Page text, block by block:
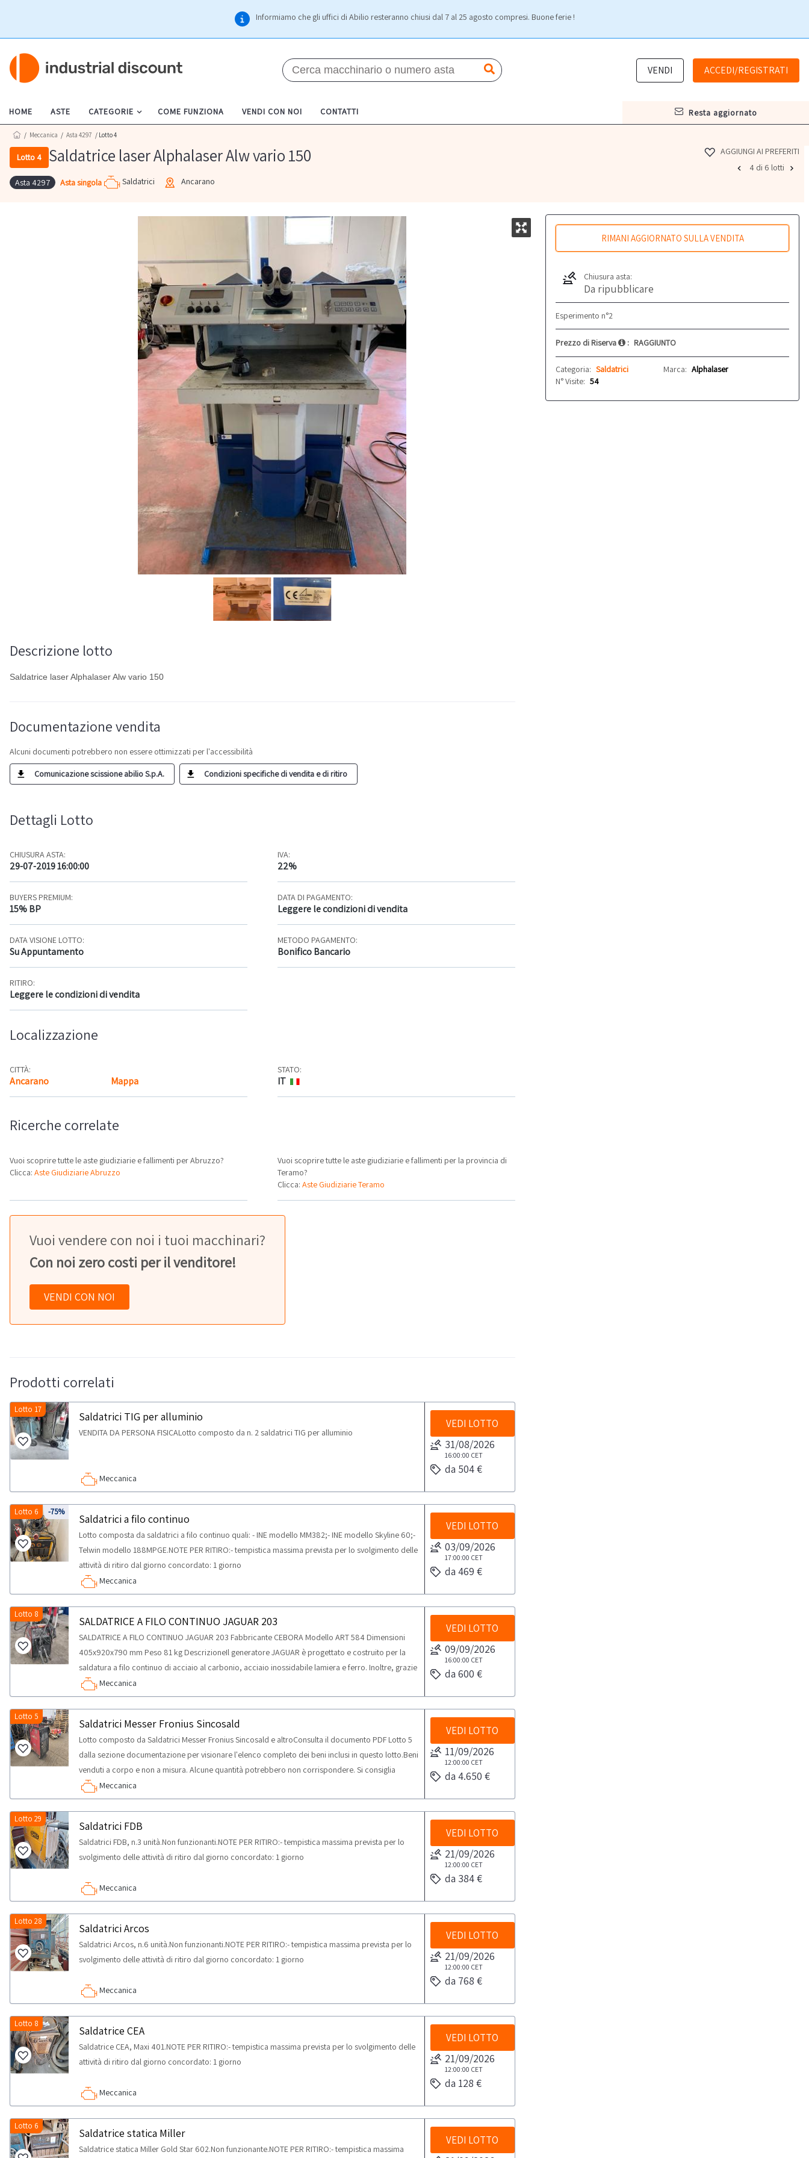
Informiamo che gli uffici di Abilio resteranno chiusi dal 7 al 25 agosto compresi. Buone ferie !
VENDI ACCEDI/REGISTRATI
HOME ASTE CATEGORIE COME FUNZIONA VENDI CON NOI CONTATTI resta aggiornato
/ Meccanica / Asta 4297 / Lotto 4
Lotto 4 Saldatrice laser Alphalaser Alw vario 150
Asta 4297 Asta singola Saldatrici Ancarano
AGGIUNGI AI PREFERITI
4 di 6 lotti
RIMANI AGGIORNATO SULLA VENDITA
Chiusura asta:
Da ripubblicare
Esperimento n°2
Prezzo di Riserva : RAGGIUNTO
Categoria: Saldatrici Marca: Alphalaser
N° Visite: 54
Descrizione lotto
Saldatrice laser Alphalaser Alw vario 150
Documentazione vendita
Alcuni documenti potrebbero non essere ottimizzati per l'accessibilità
Comunicazione scissione abilio S.p.A. Condizioni specifiche di vendita e di ritiro
Dettagli Lotto
CHIUSURA ASTA:
29-07-2019 16:00:00
IVA:
22%
BUYERS PREMIUM:
15% BP
DATA DI PAGAMENTO:
Leggere le condizioni di vendita
DATA VISIONE LOTTO:
Su Appuntamento
METODO PAGAMENTO:
Bonifico Bancario
RITIRO:
Leggere le condizioni di vendita
Localizzazione
CITTÀ:
Ancarano Mappa
STATO:
IT
Ricerche correlate
Vuoi scoprire tutte le aste giudiziarie e fallimenti per Abruzzo?
Clicca: Aste Giudiziarie Abruzzo
Vuoi scoprire tutte le aste giudiziarie e fallimenti per la provincia di
Teramo?
Clicca:Aste Giudiziarie Teramo
Vuoi vendere con noi i tuoi macchinari?
Con noi zero costi per il venditore!
VENDI CON NOI
Prodotti correlati
Lotto 17
Saldatrici TIG per alluminio
VENDITA DA PERSONA FISICALotto composto da n. 2 saldatrici TIG per alluminio
Meccanica
VEDI LOTTO
31/08/2026
16:00:00 CET
da 504 €
-75%
Lotto 6
Saldatrici a filo continuo
Lotto composta da saldatrici a filo continuo quali: - INE modello MM382;- INE modello Skyline 60;-
Telwin modello 188MPGE.NOTE PER RITIRO:- tempistica massima prevista per lo svolgimento delle
attività di ritiro dal giorno concordato: 1 giorno
Meccanica
VEDI LOTTO
03/09/2026
17:00:00 CET
da 469 €
Lotto 8
SALDATRICE A FILO CONTINUO JAGUAR 203
SALDATRICE A FILO CONTINUO JAGUAR 203 Fabbricante CEBORA Modello ART 584 Dimensioni
405x920x790 mm Peso 81 kg DescrizioneIl generatore JAGUAR è progettato e costruito per la
saldatura a filo continuo di acciaio al carbonio, acciaio inossidabile lamiera e ferro. Inoltre, grazie
ad un’ apposita pistola opzionale (inclusa) permette anche di utilizzarla per saldare alluminio.
Idonea a lavorare in ambienti con rischio accresciuto di scosse elettriche.Il bene si trova a Borgaro
(TO) I beni oggetto di vendita potranno essere utilizzati all'interno della Comunità Europea solo
previa messa a norma o come pezzi di ricambio. Saranno ammessi a partecipare all’asta
esclusivamente soggetti giuridici dotati di p.iva e qualificabili come Professionisti (che acquistano i
beni solo per uso professionale e non per uso privato) ai sensi del d.lgs. 206/2005. Nello specifico
la vendita è rivolta esclusivamente a soggetti riparatori e produttori di settore relativamente alla
categoria merceologica in vendita.
Meccanica
VEDI LOTTO
09/09/2026
16:00:00 CET
da 600 €
Lotto 5
Saldatrici Messer Fronius Sincosald
Lotto composto da Saldatrici Messer Fronius Sincosald e altroConsulta il documento PDF Lotto 5
dalla sezione documentazione per visionare l'elenco completo dei beni inclusi in questo lotto.Beni
venduti a corpo e non a misura. Alcune quantità potrebbero non corrispondere. Si consiglia
un’ispezione sul posto.NOTE VENDITA:- Il lotto si trova a Povoletto (UD)NOTE PER RITIRO:-
tempistica massima prevista per lo svolgimento delle attività di ritiro dal giorno concordato: 1
giorno
Meccanica
VEDI LOTTO
11/09/2026
12:00:00 CET
da 4.650 €
Lotto 29
Saldatrici FDB
Saldatrici FDB, n.3 unità.Non funzionanti.NOTE PER RITIRO:- tempistica massima prevista per lo
svolgimento delle attività di ritiro dal giorno concordato: 1 giorno
Meccanica
VEDI LOTTO
21/09/2026
12:00:00 CET
da 384 €
Lotto 28
Saldatrici Arcos
Saldatrici Arcos, n.6 unità.Non funzionanti.NOTE PER RITIRO:- tempistica massima prevista per lo
svolgimento delle attività di ritiro dal giorno concordato: 1 giorno
Meccanica
VEDI LOTTO
21/09/2026
12:00:00 CET
da 768 €
Lotto 8
Saldatrice CEA
Saldatrice CEA, Maxi 401.NOTE PER RITIRO:- tempistica massima prevista per lo svolgimento delle
attività di ritiro dal giorno concordato: 1 giorno
Meccanica
VEDI LOTTO
21/09/2026
12:00:00 CET
da 128 €
Lotto 6
Saldatrice statica Miller
Saldatrice statica Miller Gold Star 602.Non funzionante.NOTE PER RITIRO:- tempistica massima
VEDI LOTTO